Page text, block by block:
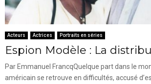
Acteurs Actrices Portraits en séries
Espion Modèle : La
Par Emmanuel FrancqQuelque part dans le
américain se retrouve en difficultés, accusé